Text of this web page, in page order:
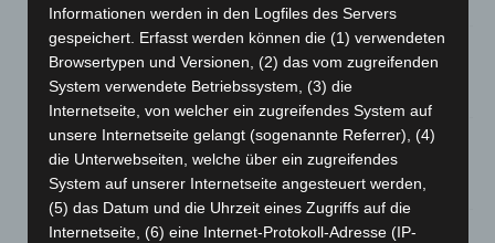
Brand im „Haus der Begegnung“ in Neuwarmbüchen schnell
eingedämmt
6. August 2026
Region Hannover: 21 neue Notfallsanitäter starten beim
Roten Kreuz
5. August 2026
Mann läuft mit Hockeyschläger über A7 – Polizei sucht
Informationen werden in den Logfiles des Servers
gespeichert. Erfasst werden können die (1) verwendeten
Browsertypen und Versionen, (2) das vom zugreifenden
System verwendete Betriebssystem, (3) die
Internetseite, von welcher ein zugreifendes System auf
unsere Internetseite gelangt (sogenannte Referrer), (4)
die Unterwebseiten, welche über ein zugreifendes
System auf unserer Internetseite angesteuert werden,
(5) das Datum und die Uhrzeit eines Zugriffs auf die
Internetseite, (6) eine Internet-Protokoll-Adresse (IP-